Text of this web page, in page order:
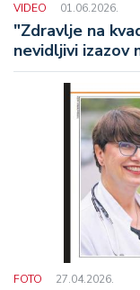
VIDEO 01.06.2026.
"Zdravlje na
nevidljivi izazov
FOTO 27.04.2026.